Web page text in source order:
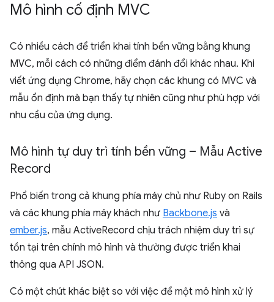
Mô hình cố định MVC
Có nhiều cách để triển khai tính bền vững bằng khung
MVC, mỗi cách có những điểm đánh đổi khác nhau. Khi
viết ứng dụng Chrome, hãy chọn các khung có MVC và
mẫu ổn định mà bạn thấy tự nhiên cũng như phù hợp với
nhu cầu của ứng dụng.
Mô hình tự duy trì tính bền vững – Mẫu Active
Record
Phổ biến trong cả khung phía máy chủ như Ruby on Rails
và các khung phía máy khách như Backbone.js và
ember.js, mẫu ActiveRecord chịu trách nhiệm duy trì sự
tồn tại trên chính mô hình và thường được triển khai
thông qua API JSON.
Có một chút khác biệt so với việc để một mô hình xử lý